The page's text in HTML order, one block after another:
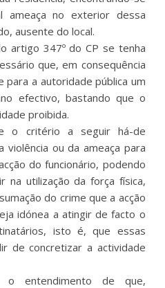
ameaça no exterior dessa
ausente do local.
artigo 347º do CP se tenha
que, em consequência
para a autoridade pública um
efectivo, bastando que o
proibida.
o critério a seguir há-de
violência ou da ameaça para
do funcionário, podendo
na utilização da força física,
do crime que a acção
idónea a atingir de facto o
isto é, que essas
de concretizar a actividade
o entendimento de que,